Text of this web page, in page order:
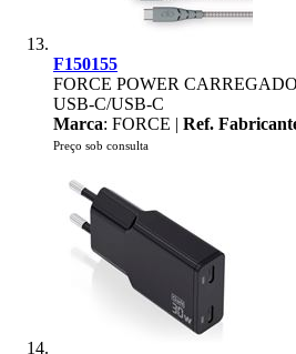
F150155
FORCE POWER
USB-C/USB-C
Marca: FORCE | Ref.
Preço sob consulta